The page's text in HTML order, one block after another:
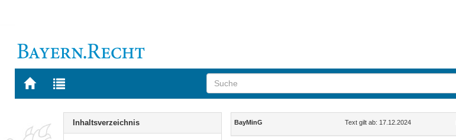
Zur
BAYERN.RECHT
Zur
letzten
Navigation
Inhaltsverzeichnis Inhalt
BayMinG Text gilt ab: 17.12.2024